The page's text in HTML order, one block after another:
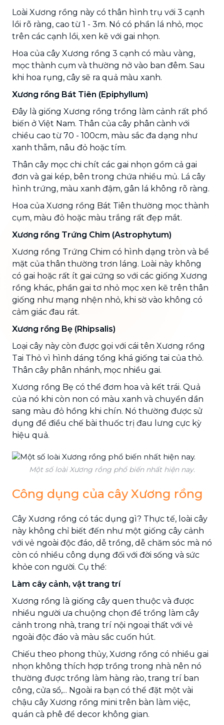
Loài Xương rồng này có thân hình trụ với 3 cạnh
lồi rõ ràng, cao từ 1 - 3m. Nó có phần lá nhỏ, mọc
trên các cạnh lồi, xen kẽ với gai nhọn.
Hoa của cây Xương rồng 3 cạnh có màu vàng,
mọc thành cụm và thường nở vào ban đêm. Sau
khi hoa rụng, cây sẽ ra quả màu xanh.
Xương rồng Bát Tiên (Epiphyllum)
Đây là giống Xương rồng trồng làm cảnh rất phổ
biến ở Việt Nam. Thân của cây phân cành với
chiều cao từ 70 - 100cm, màu sắc đa dạng như
xanh thẫm, nâu đỏ hoặc tím.
Thân cây mọc chi chít các gai nhọn gồm cả gai
đơn và gai kép, bên trong chứa nhiều mủ. Lá cây
hình trứng, màu xanh đậm, gân lá không rõ ràng.
Hoa của Xương rồng Bát Tiên thường mọc thành
cụm, màu đỏ hoặc màu trắng rất đẹp mắt.
Xương rồng Trứng Chim (Astrophytum)
Xương rồng Trứng Chim có hình dạng tròn và bề
mặt của thân thường trơn láng. Loài này không
có gai hoặc rất ít gai cứng so với các giống Xương
rồng khác, phần gai tơ nhỏ mọc xen kẽ trên thân
giống như mạng nhện nhỏ, khi sờ vào không có
cảm giác đau rát.
Xương rồng Bẹ (Rhipsalis)
Loại cây này còn được gọi với cái tên Xương rồng
Tai Thỏ vì hình dáng tổng khá giống tai của thỏ.
Thân cây phân nhánh, mọc nhiều gai.
Xương rồng Bẹ có thể đơm hoa và kết trái. Quả
của nó khi còn non có màu xanh và chuyển dần
sang màu đỏ hồng khi chín. Nó thường được sử
dụng để điều chế bài thuốc trị đau lưng cực kỳ
hiệu quả.
Một số loài Xương rồng phổ biến nhất hiện nay.
Công dụng của cây Xương rồng
Cây Xương rồng có tác dụng gì? Thực tế, loài cây
này không chỉ biết đến như một giống cây cảnh
với vẻ ngoài độc đáo, dễ trồng, dễ chăm sóc mà nó
còn có nhiều công dụng đối với đời sống và sức
khỏe con người. Cụ thể:
Làm cây cảnh, vật trang trí
Xương rồng là giống cây quen thuộc và được
nhiều người ưa chuộng chọn để trồng làm cây
cảnh trong nhà, trang trí nội ngoại thất với vẻ
ngoài độc đáo và màu sắc cuốn hút.
Chiếu theo phong thủy, Xương rồng có nhiều gai
nhọn không thích hợp trồng trong nhà nên nó
thường được trồng làm hàng rào, trang trí ban
công, cửa sổ,... Ngoài ra bạn có thể đặt một vài
chậu cây Xương rồng mini trên bàn làm việc,
quán cà phê để decor không gian.